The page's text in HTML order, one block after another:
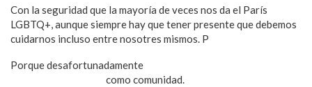
Con la seguridad que la mayoría de veces nos da el París
LGBTQ+, aunque siempre hay que tener presente que debemos
cuidarnos incluso entre nosotres mismos. P
Porque desafortunadamente
como comunidad.